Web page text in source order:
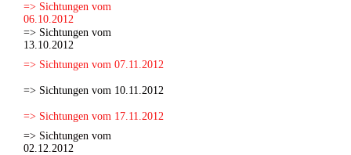
=> Sichtungen vom
06.10.2012
=> Sichtungen vom
13.10.2012
=> Sichtungen vom 07.11.2012
=> Sichtungen vom 10.11.2012
=> Sichtungen vom 17.11.2012
=> Sichtungen vom
02.12.2012